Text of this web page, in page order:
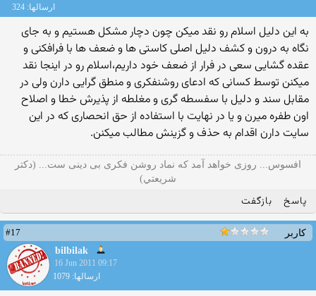
ارسالها: 324
به این دلیل اسلام رو نقد میكن چون دچار مشكل هستیم و به جای
نگاه به درون و كشف دلیل اصلی كاستی ها و ضعف ها با فرافكنی و
عقده گشایی سعی در فرار از ضعف خود داریم،اسلام رو در اینجا نقد
میكنن توسط كسانی كه ادعای روشنفكری و منطق گرایی دارن ولی در
مقابل سند و دلیل با سفسطه گری و مغلطه از پذیرش خطا و اصلاح
اون طفره میرن و یا در نهایت با استفاده از حق انحصاری كه در این
سایت دارن اقدام به حذف و گزینش مطالب میكنن.
افسوس... روزی خواهد آمد که نماد روشن فکری بی دینی ست... (دكتر
شريعتي)
پاسخ بازگفت
کاربر
#17
bilbilak
16 Jun 2011 09:17
ارسالها: 1079